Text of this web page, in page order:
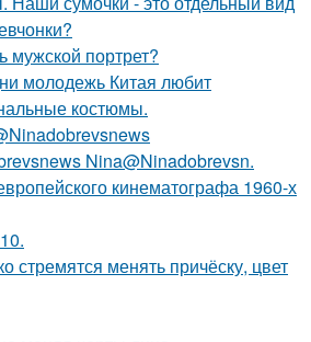
мужской портрет?
молодежь Китая любит
костюмы.
Nina@Ninadobrevsn.
кинематографа 1960-х
менять причёску, цвет